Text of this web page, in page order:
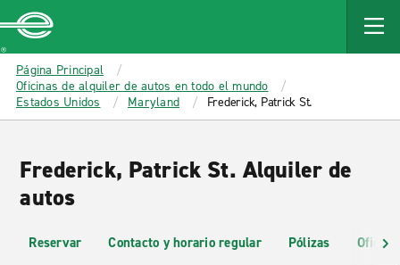
MAIN
CONTENT
Enterprise
Página Principal
Oficinas de alquiler de autos en todo el mundo
Estados Unidos
Maryland Frederick, Patrick St.
Frederick, Patrick St. Alquiler de
autos
Reservar Contacto y horario regular Pólizas